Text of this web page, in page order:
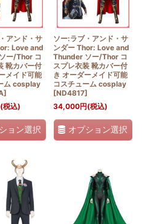
込む
アンド・サ
Love and
ー/Thor コ
靴カバー付
メイド可能
ム cosplay
]
(税込)
ョン選択
ソー:ラブ・アンド・サ
ンダー Thor: Love and
Thunder ソー/Thor コ
スプレ衣装 靴カバー付
き オーダーメイド可能
コスチューム cosplay
[ND4817]
34,000円(税込)
オプション選択